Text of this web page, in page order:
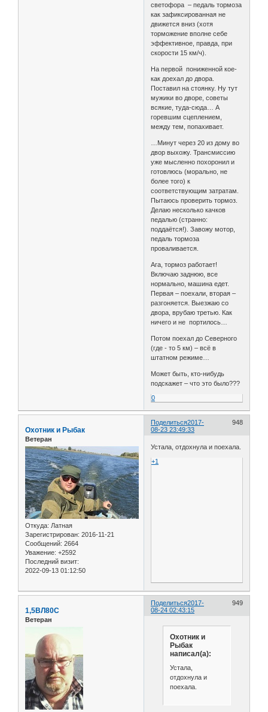
светофора – педаль тормоза
как зафиксированная не
движется вниз (хотя
торможение вполне себе
эффективное, правда, при
скорости 15 км/ч).
На первой пониженной кое-
как доехал до двора.
Поставил на стоянку. Ну тут
мужики во дворе, советы
всякие, туда-сюда… А
горевшим сцеплением,
между тем, попахивает.
…Минут через 20 из дому во
двор выхожу. Трансмиссию
уже мысленно похоронил и
готовлюсь (морально, не
более того) к
соответствующим затратам.
Пытаюсь проверить тормоз.
Делаю несколько качков
педалью (странно:
поддаётся!). Завожу мотор,
педаль тормоза
проваливается.
Ага, тормоз работает!
Включаю заднюю, все
нормально, машина едет.
Первая – поехали, вторая –
разгоняется. Выезжаю со
двора, врубаю третью. Как
ничего и не портилось…
Потом поехал до Северного
(где - то 5 км) – всё в
штатном режиме…
Может быть, кто-нибудь
подскажет – что это было???
0
Поделиться 948
2017-
08-23 23:49:33
Охотник и Рыбак
Ветеран
Откуда: Латная
Зарегистрирован: 2016-11-21
Сообщений: 2664
Уважение: +2592
Последний визит:
2022-09-13 01:12:50
Устала, отдохнула и поехала.
+1
Поделиться 949
2017-
08-24 02:43:15
1,5ВЛ80С
Ветеран
Охотник и
Рыбак
написал(а):
Устала,
отдохнула и
поехала.